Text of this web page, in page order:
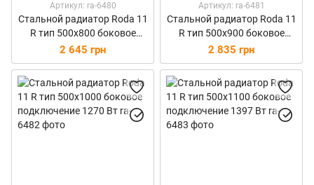
Артикул: ra-6480
Стальной радиатор Roda 11
R тип 500х800 боковое
подключение 1016 Вт
2 645 грн
Артикул: ra-6481
Стальной радиатор Roda 11
R тип 500х900 боковое
подключение 1144 Вт
2 835 грн